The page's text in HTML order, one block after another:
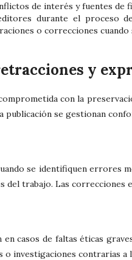
de interés y fuentes de
durante el proceso
o correcciones cuando
y
con la
se gestionan
se identifiquen errores
del trabajo. Las correcciones
en casos de faltas éticas
o investigaciones contrarias